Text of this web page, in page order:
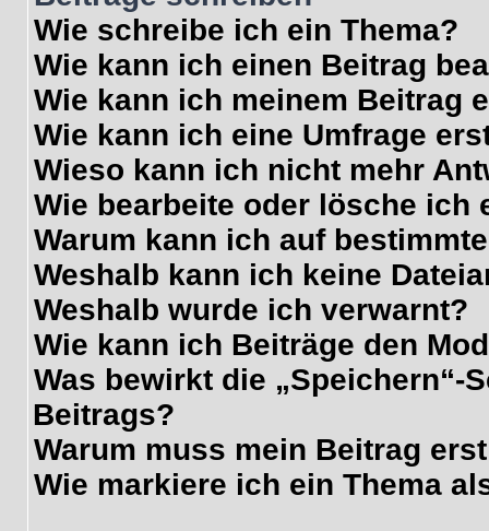
Wie schreibe ich ein Thema?
Wie kann ich einen Beitrag
Wie kann ich meinem Beitrag
Wie kann ich eine Umfrage
Wieso kann ich nicht mehr
Wie bearbeite oder lösche ich
Warum kann ich auf
Weshalb kann ich keine
Weshalb wurde ich verwarnt?
Wie kann ich Beiträge den
Was bewirkt die „Speichern“-
Beitrags?
Warum muss mein Beitrag
Wie markiere ich ein Thema